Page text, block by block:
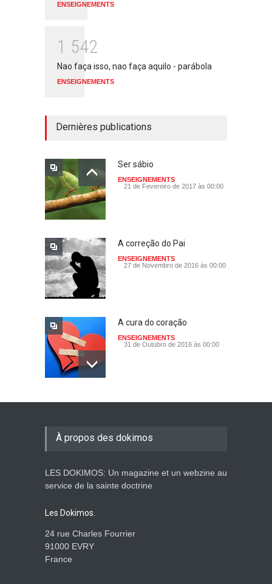
ENSEIGNEMENTS
1 542
Nao faça isso, nao faça aquilo - parábola
ENSEIGNEMENTS
Dernières publications
Ser sábio
ENSEIGNEMENTS
21 de Fevereiro de 2017 às 00:00
A correção do Pai
ENSEIGNEMENTS
27 de Novembro de 2016 às 00:00
A cura do coração
ENSEIGNEMENTS
31 de Outubro de 2016 às 00:00
Persevera
Senhor, quebra o meu
À propos des dokimos
LES DOKIMOS: Un magazine et un webzine au
service de la sainte doctrine
Les Dokimos.
24 rue Charles Fourrier
91000 EVRY
France